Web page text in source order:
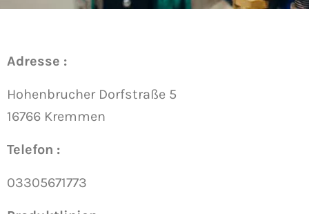
Adresse :
Hohenbrucher Dorfstraße 5
16766 Kremmen
Telefon :
03305671773